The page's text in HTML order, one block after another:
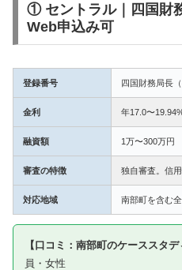
① セントラル｜四国財
Web申込み可
登録番号 四国財務局長
金利 年17.0〜
融資額 1万〜300万円
審査の特徴 独自審査。信
対応地域 南部町を含む
【口コミ：南部町のケーススタデ
員・女性